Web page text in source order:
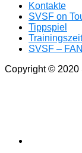
Kontakte
SVSF on
Tippspiel
SVSF –
Copyright © 2020